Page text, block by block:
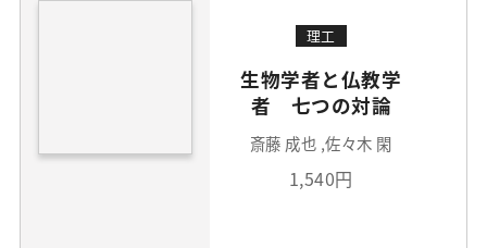
理工
生物学者と仏教学
者 七つの対論
斎藤 成也 ,佐々木 閑
1,540円